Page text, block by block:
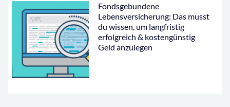
Fondsgebundene
Lebensversicherung: Das musst
du wissen, um langfristig
erfolgreich & kostengünstig
Geld anzulegen